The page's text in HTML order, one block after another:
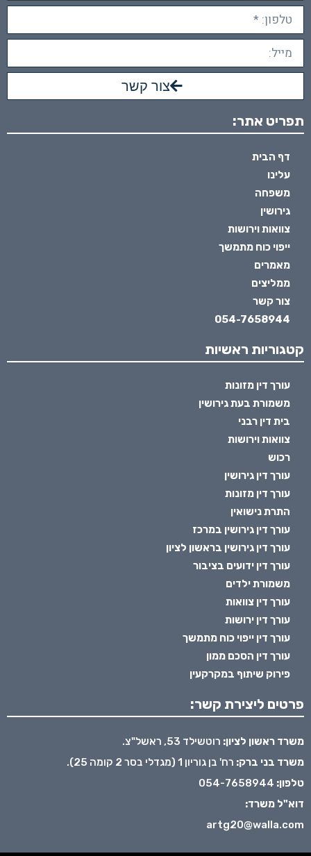
צור קשר
תפריט אתר:
דף הבית
עלינו
משפחה
גירושין
צוואות וירושות
ייפוי כוח מתמשך
מאמרים
ממליצים
צור קשר
054-7658944
קטגוריות ראשיות
עורך דין מזונות
משמורת בעת גירושין
בית דין רבני
צוואות וירושות
רכוש
עורך דין גירושין
עורך דין מזונות
התרת נישואין
עורך דין גירושין במרכז
עורך דין גירושין בראשון לציון
עורך דין ידועים בציבור
משמורת ילדים
עורך דין צוואות
עורך דין ירושות
עורך דין ייפוי כוח מתמשך
עורך דין הסכם ממון
פירוק שיתוף במקרקעין
פרטים ליצירת קשר:
משרד ראשון לציון: רוטשילד 53, ראשל"צ.
משרד בני ברק: רח' בן גוריון 1 (מגדלי בסר 2 קומה 25).
טלפון: 054-7658944
דוא"ל משרד:
artg20@walla.com